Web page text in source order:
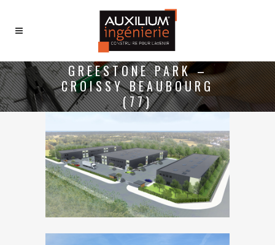
GREESTONE PARK –
CROISSY BEAUBOURG
(77)